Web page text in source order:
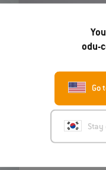
odu-
Go
ODU AMC® NP